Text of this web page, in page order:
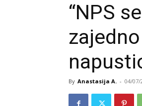
“NPS
By Anastasija A. - 04/07/